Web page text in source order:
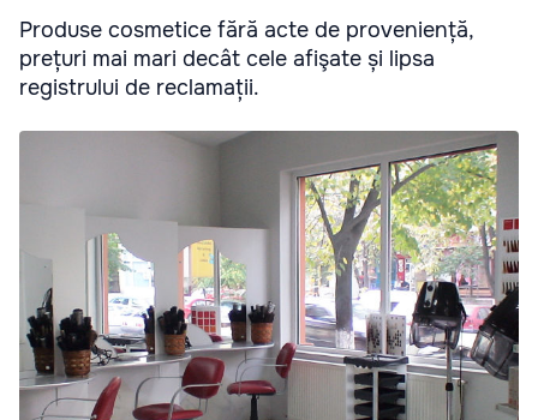
Produse cosmetice fără acte de proveniență,
prețuri mai mari decât cele afişate și lipsa
registrului de reclamații.